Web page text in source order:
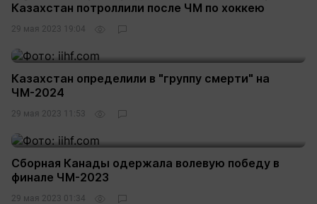
Казахстан потроллили после ЧМ по хоккею
29 мая 2023 19:04
Казахстан определили в "группу смерти" на
ЧМ-2024
29 мая 2023 11:53
Сборная Канады одержала волевую победу в
финале ЧМ-2023
29 мая 2023 01:34